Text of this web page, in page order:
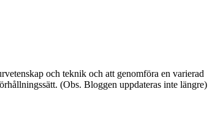
och teknik och att genomföra en varierad
(Obs. Bloggen uppdateras inte längre)